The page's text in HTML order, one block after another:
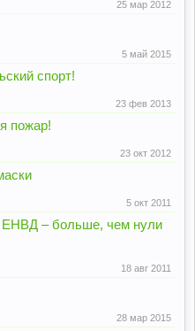
25 мар 2012
5 май 2015
спорт!
23 фев 2013
пожар!
23 окт 2012
5 окт 2011
ЕНВД – больше, чем нули
18 авг 2011
28 мар 2015